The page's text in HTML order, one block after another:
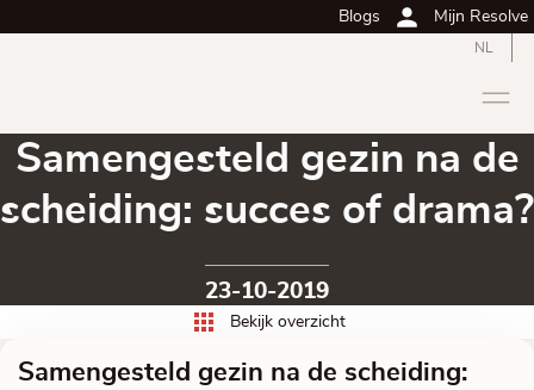
Blogs Mijn Resolve
NL
Samengesteld gezin na de
scheiding: succes of drama?
23-10-2019
Bekijk overzicht
Samengesteld gezin na de scheiding: